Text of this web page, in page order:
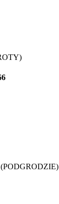
(PODGRODZIE)